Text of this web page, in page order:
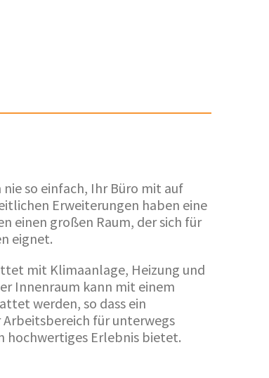
so einfach, Ihr Büro mit auf
Erweiterungen haben eine
einen großen Raum, der sich für
eignet.
mit Klimaanlage, Heizung und
Innenraum kann mit einem
werden, so dass ein
für unterwegs
hochwertiges Erlebnis bietet.